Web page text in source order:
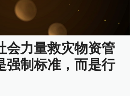
会力量救灾物资管
强制标准，而是行